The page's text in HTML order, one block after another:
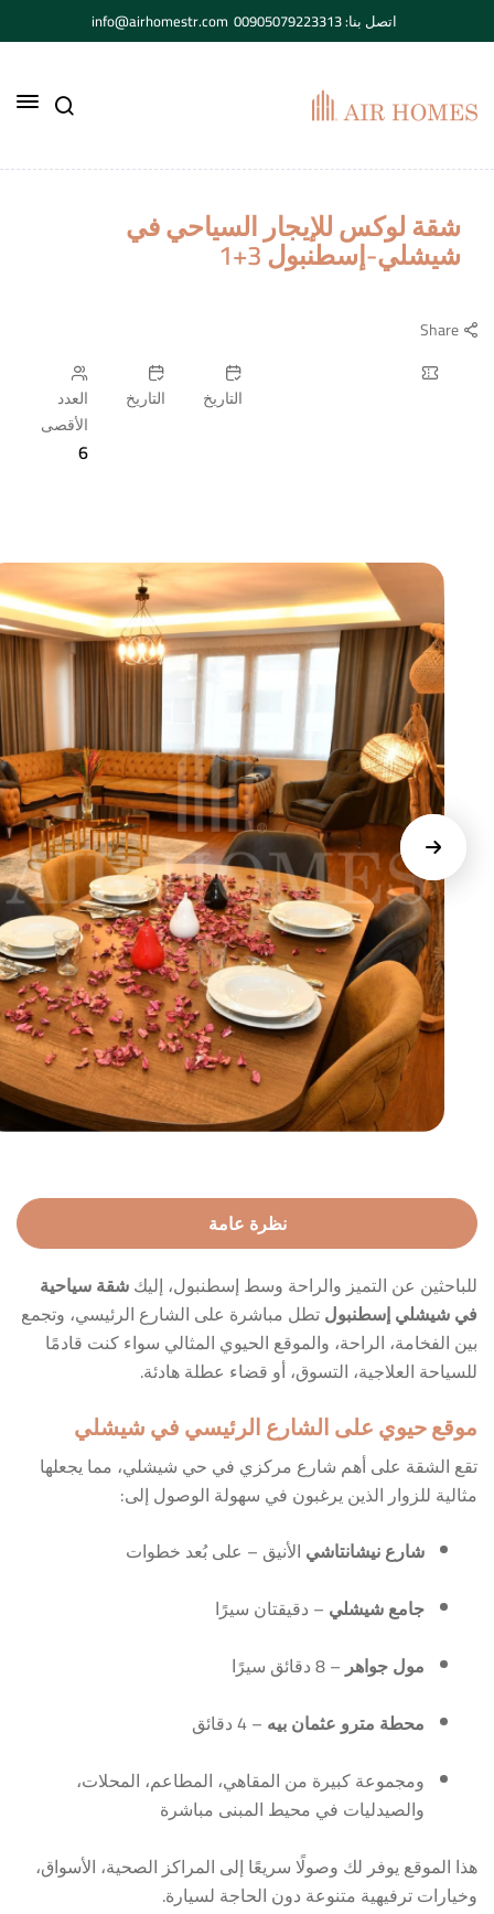
اتصل بنا: 00905079223313 info@airhomestr.com
شقة لوكس للإيجار السياحي في
شيشلي-إسطنبول 3+1
Share
التاريخ التاريخ
العدد
الأقصى
6
نظرة عامة
للباحثين عن التميز والراحة وسط إسطنبول، إليكشقة سياحية
في شيشلي إسطنبولتطل مباشرة على الشارع الرئيسي، وتجمع
بين الفخامة، الراحة، والموقع الحيوي المثالي سواء كنت قادمًا
للسياحة العلاجية، التسوق، أو قضاء عطلة هادئة.
موقع حيوي على الشارع الرئيسي في شيشلي
تقع الشقة على أهم شارع مركزي في حي شيشلي، مما يجعلها
مثالية للزوار الذين يرغبون في سهولة الوصول إلى:
شارع نيشانتاشي الأنيق – على بُعد خطوات
جامع شيشلي – دقيقتان سيرًا
مول جواهر– 8 دقائق سيرًا
محطة مترو عثمان بيه – 4 دقائق
ومجموعة كبيرة من المقاهي، المطاعم، المحلات،
والصيدليات في محيط المبنى مباشرة
هذا الموقع يوفر لك وصولًا سريعًا إلى المراكز الصحية، الأسواق،
وخيارات ترفيهية متنوعة دون الحاجة لسيارة.